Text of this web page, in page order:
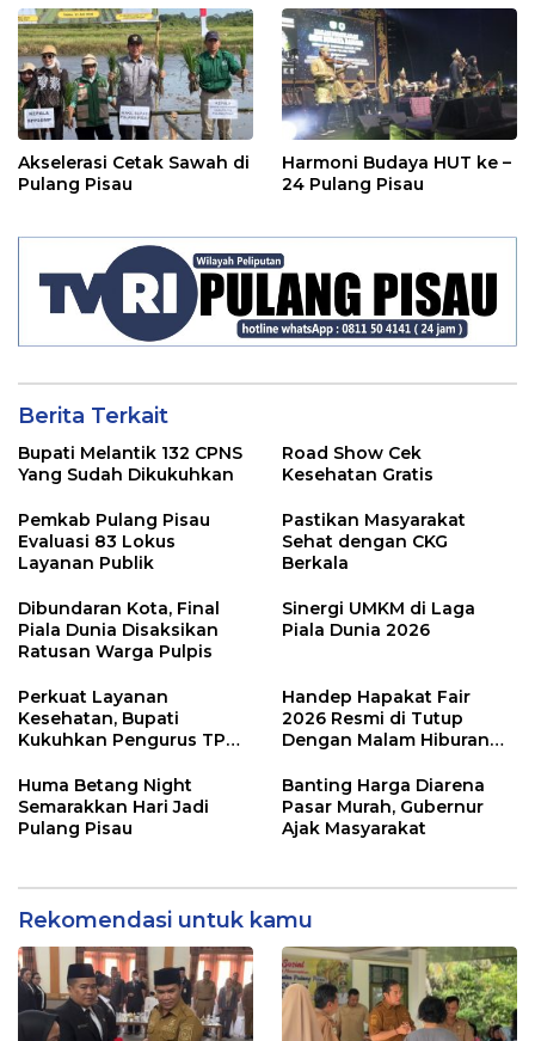
Akselerasi Cetak Sawah di
Pulang Pisau
Harmoni Budaya HUT ke –
24 Pulang Pisau
Berita Terkait
Bupati Melantik 132 CPNS
Yang Sudah Dikukuhkan
Road Show Cek
Kesehatan Gratis
Pemkab Pulang Pisau
Evaluasi 83 Lokus
Layanan Publik
Pastikan Masyarakat
Sehat dengan CKG
Berkala
Dibundaran Kota, Final
Piala Dunia Disaksikan
Ratusan Warga Pulpis
Sinergi UMKM di Laga
Piala Dunia 2026
Perkuat Layanan
Kesehatan, Bupati
Kukuhkan Pengurus TP
Handep Hapakat Fair
2026 Resmi di Tutup
Dengan Malam Hiburan
Huma Betang Night
Semarakkan Hari Jadi
Pulang Pisau
Banting Harga Diarena
Pasar Murah, Gubernur
Ajak Masyarakat
Rekomendasi untuk kamu